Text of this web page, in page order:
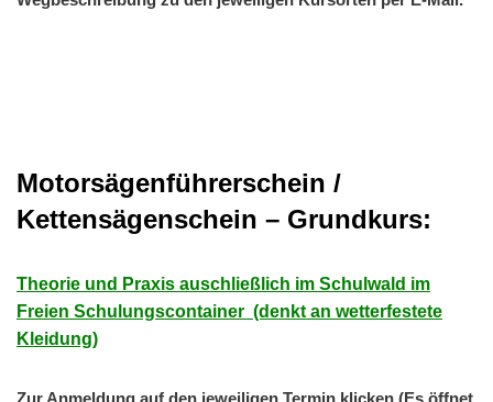
Motorsägenführerschein /
Kettensägenschein – Grundkurs:
Theorie und Praxis auschließlich im Schulwald im
Freien Schulungscontainer (denkt an wetterfestete
Kleidung)
Zur Anmeldung auf den jeweiligen Termin klicken (Es öffnet